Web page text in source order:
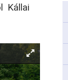
Kállai